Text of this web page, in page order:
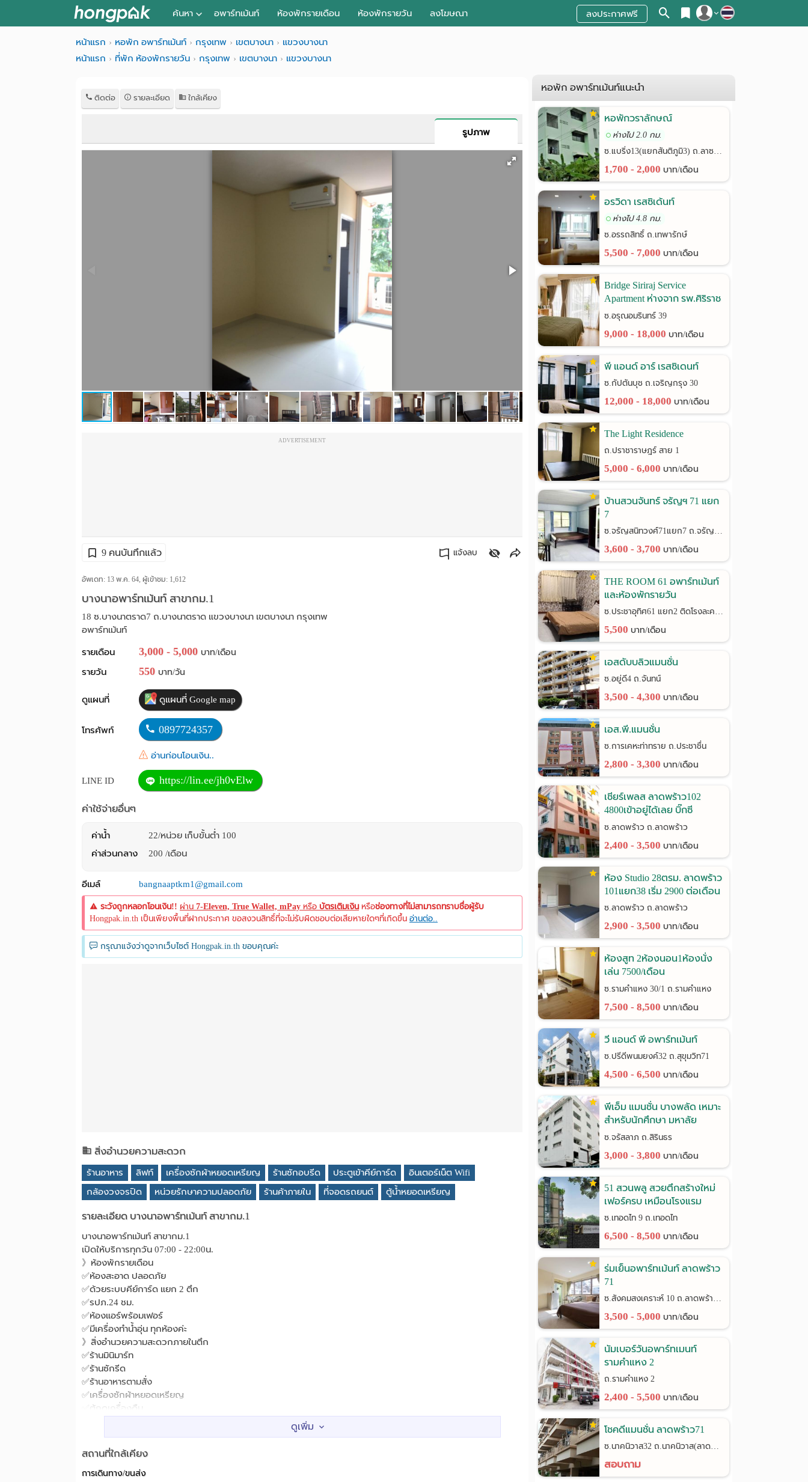
ค้นหา
หอพัก ใกล้ฉัน
ค้นจากสถานีรถไฟฟ้า
อพาร์ทเม้นท์ ห้องพักรายเดือน ห้องพักรายวัน ลงโฆษณา ลงประกาศฟรี
หน้าแรก หอพัก อพาร์ทเม้นท์ กรุงเทพ เขตบางนา
แขวงบางนา
หน้าแรก
ที่พัก ห้องพักรายวัน กรุงเทพ เขตบางนา แขวงบางนา
ติดต่อ รายละเอียด ใกล้เคียง
รูปภาพ
ADVERTISEMENT
9 คนบันทึกแล้ว แจ้งลบ
อัพเดท: 13 พ.ค. 64, ผู้เข้าชม: 1,612
บางนาอพาร์ทเม้นท์ สาขากม.1
18 ซ.บางนาตราด7 ถ.บางนาตราด แขวงบางนา เขตบางนา กรุงเทพ
อพาร์ทเม้นท์
รายเดือน 3,000 - 5,000 บาท/เดือน
รายวัน 550 บาท/วัน
ดูแผนที่ ดูแผนที่ Google map
โทรศัพท์ 0897724357
อ่านก่อนโอนเงิน..
LINE ID https://lin.ee/jh0vElw
ค่าใช้จ่ายอื่นๆ
ค่าน้ำ
22/หน่วย เก็บขั้นต่ำ 100
ค่าส่วนกลาง
200 /เดือน
อีเมล์ bangnaaptkm1@gmail.com
ระวังถูกหลอกโอนเงิน!! ผ่าน 7-Eleven, True Wallet, mPay หรือ บัตรเติมเงินหรือช่องทางที่ไม่สามารถทราบชื่อผู้รับ
Hongpak.in.th เป็นเพียงพื้นที่ฝากประกาศ ขอสงวนสิทธิ์ที่จะไม่รับผิดชอบต่อเสียหายใดๆที่เกิดขึ้น อ่านต่อ..
กรุณาแจ้งว่าดูจากเว็บไซต์ Hongpak.in.th ขอบคุณค่ะ
สิ่งอำนวยความสะดวก
ร้านอาหาร ลิฟท์ เครื่องซักผ้าหยอดเหรียญ ร้านซักอบรีด ประตูเข้าคีย์การ์ด
อินเตอร์เน็ต Wifi
กล้องวงจรปิด
หน่วยรักษาความปลอดภัย ร้านค้าภายใน ที่จอดรถยนต์ ตู้น้ำหยอดเหรียญ
รายละเอียด บางนาอพาร์ทเม้นท์ สาขากม.1
บางนาอพาร์ทเม้นท์ สาขากม.1
เปิดให้บริการทุกวัน 07:00 - 22:00น.
》ห้องพักรายเดือน
✅ห้องสะอาด ปลอดภัย
✅ด้วยระบบคีย์การ์ด แยก 2 ตึก
✅รปภ.24 ชม.
✅ห้องแอร์พร้อมเฟอร์
✅มีเครื่องทำน้ำอุ่น ทุกห้องค่ะ
》สิ่งอำนวยความสะดวกภายในตึก
✅ร้านมินิมาร์ท
✅ร้านซักรีด
✅ร้านอาหารตามสั่ง
✅เครื่องซักผ้าหยอดเหรียญ
✅ตู้กดเครื่องดืม
ยินดีต้อนรับทุกท่านนะคะ????
????02-3961290
สถานที่ใกล้เคียง
การเดินทาง/ขนส่ง
หอพัก อพาร์ทเม้นท์แนะนำ
หอพักวราลักษณ์
ห่างไป 2.0 กม.
ซ.แบริ่ง13(แยกสันติภูมิ3) ถ.ลาซาล24
1,700 - 2,000 บาท/เดือน
อรวิดา เรสซิเด้นท์
ห่างไป 4.8 กม.
ซ.อรรถสิทธิ์ ถ.เทพารักษ์
5,500 - 7,000 บาท/เดือน
Bridge Siriraj Service
Apartment ห่างจาก รพ.ศิริราช
เพียง 900 เมตร
ซ.อรุณอมรินทร์ 39
9,000 - 18,000 บาท/เดือน
พี แอนด์ อาร์ เรสซิเดนท์
ซ.กัปตันบุช ถ.เจริญกรุง 30
12,000 - 18,000 บาท/เดือน
The Light Residence
ถ.ปราชาราษฎร์ สาย 1
5,000 - 6,000 บาท/เดือน
บ้านสวนจันทร์ จรัญฯ 71 แยก
7
ซ.จรัญสนิทวงศ์71แยก7 ถ.จรัญสนิทวงศ์
3,600 - 3,700 บาท/เดือน
THE ROOM 61 อพาร์ทเม้นท์
และห้องพักรายวัน
ซ.ประชาอุทิศ61 แยก2 ติดโรงละครช้าง
5,500 บาท/เดือน
เอสดับบลิวแมนชั่น
ซ.อยู่ดี4 ถ.จันทน์
3,500 - 4,300 บาท/เดือน
เอส.พี.แมนชั่น
ซ.การเคหะท่าทราย ถ.ประชาชื่น
2,800 - 3,300 บาท/เดือน
เชียร์เพลส ลาดพร้าว102
4800เข้าอยู่ได้เลย บิ๊กซี
ลาดพร้าว
ซ.ลาดพร้าว ถ.ลาดพร้าว
2,400 - 3,500 บาท/เดือน
ห้อง Studio 28ตรม. ลาดพร้าว
101แยก38 เริ่ม 2900 ต่อเดือน
ซ.ลาดพร้าว ถ.ลาดพร้าว
2,900 - 3,500 บาท/เดือน
ห้องสูท 2ห้องนอน1ห้องนั่ง
เล่น 7500/เดือน
รามคำแหง30/1
ซ.รามคำแหง 30/1 ถ.รามคำแหง
7,500 - 8,500 บาท/เดือน
วี แอนด์ พี อพาร์ทเม้นท์
ซ.ปรีดีพนมยงค์32 ถ.สุขุมวิท71
4,500 - 6,500 บาท/เดือน
พีเอ็ม แมนชั่น บางพลัด เหมาะ
สำหรับนักศึกษา มหาลัย
ราชภัฎฯ
ซ.จรัสลาภ ถ.สิรินธร
3,000 - 3,800 บาท/เดือน
51 สวนพลู สวยตึกสร้างใหม่
เฟอร์ครบ เหมือนโรงแรม
ซ.เทอดไท 9 ถ.เทอดไท
6,500 - 8,500 บาท/เดือน
ร่มเย็นอพาร์ทเม้นท์ ลาดพร้าว
71
ซ.สังคมสงเคราะห์ 10 ถ.ลาดพร้าว 71
3,500 - 5,000 บาท/เดือน
นัมเบอร์วันอพาร์ทเมนท์
รามคำแหง 2
ถ.รามคำแหง 2
2,400 - 5,500 บาท/เดือน
โชคดีแมนชั่น ลาดพร้าว71
ซ.นาคนิวาส32 ถ.นาคนิวาส(ลาดพร้าว71)
สอบถาม